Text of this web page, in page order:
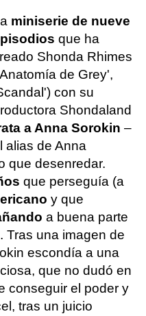
miniserie de nueve
que ha
Shonda Rhimes
de Grey',
con su
Shondaland
a Anna Sorokin –
alias de Anna
que desenredar.
que perseguía (a
y que
a buena parte
. Tras una imagen de
escondía a una
que no dudó en
conseguir el poder y
tras un juicio